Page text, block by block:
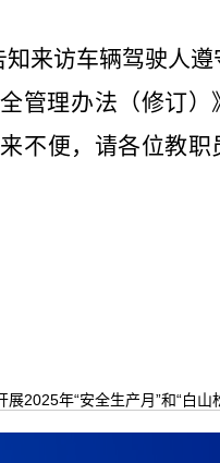
来访车辆驾驶人遵
管理办法（修订
不便，请各位教
2025年“安全生产月”和“白山